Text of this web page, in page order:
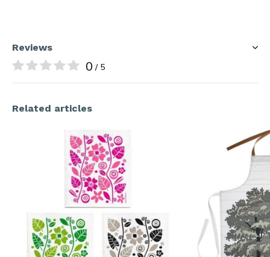
Reviews
0 / 5
Related articles